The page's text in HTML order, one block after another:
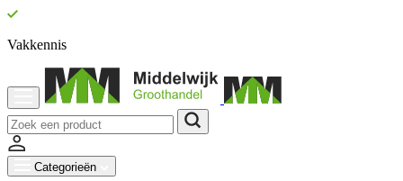
Vakkennis
Categorieën